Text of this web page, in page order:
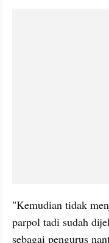
"Kemudian tidak
parpol tadi sudah
sebagai pengurus